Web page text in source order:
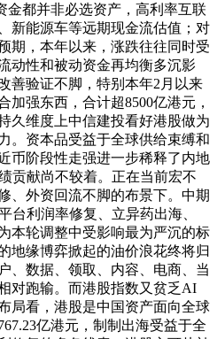
金都并非必选资产，高利率互联
新能源车等远期现金流估值；对
期，本年以来，涨跌往往同时受
动性和被动资金再均衡多沉影
善验证不脚，特别本年2月以来
加强东西，合计超8500亿港元，
久维度上中信建投看好港股做为
。资本品受益于全球供给束缚和
币阶段性走强进一步稀释了内地
贡献尚不较着。正在当前宏不
、外资回流不脚的布景下。中期
台利润率修复、立异药出海、
本轮调整中受影响最为严沉的标
地缘博弈掀起的油价浪花终将归
、数据、领取、内容、电商、当
对跑输。而港股指数又贫乏AI
局看，港股是中国资产面向全球
亿港元，制制出海受益于全